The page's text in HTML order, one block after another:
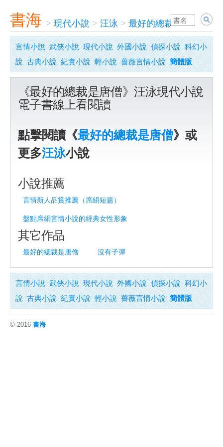
書海 > 現代小說 > 汪泳 > 最好的總裁是唐僧
言情小說 武俠小說 現代小說 外國小說 偵探小說 科幻小
說 古典小說 紀實小說 輕小說 薔薇言情小說 簡體版
《最好的總裁是唐僧》汪泳現代小說
電子書線上看閱讀
點擊閱讀《最好的總裁是唐僧》或
更多汪泳小說
小說推薦
言情新人品賞推薦（席絹短篇）
盤點席絹言情小說的經典女性形象
其它作品
最好的總裁是唐僧 沒有子彈
言情小說 武俠小說 現代小說 外國小說 偵探小說 科幻小
說 古典小說 紀實小說 輕小說 薔薇言情小說 簡體版
© 2016 書海